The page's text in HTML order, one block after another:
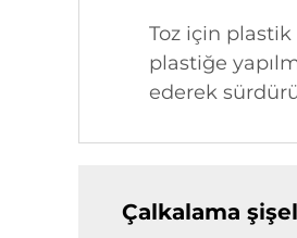
Toz için
plastiğe
ederek
Çalkalama